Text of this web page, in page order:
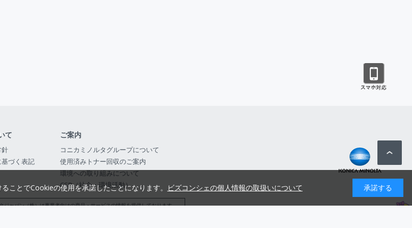
て
針
づく表記
ご案内
コニカミノルタグループについて
使用済みトナー回収のご案内
環境への取り組みについて
CSR（社会・環境活動）
ジャパン（株）は事業者向けの商品・サービスの情報を提供しております
ことでCookieの使用を承諾したことになります。 ビズコンシェの個人情報の取扱いについて 承諾する